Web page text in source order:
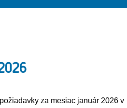
za mesiac január 2026 v